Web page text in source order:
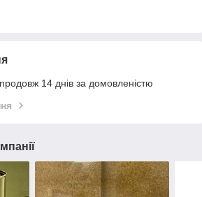
14 днів за домовленістю